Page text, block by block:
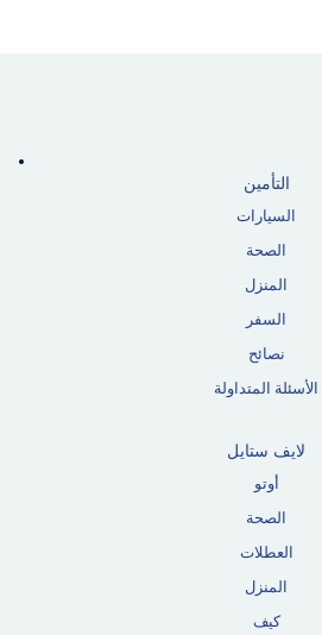
التأمين
السيارات
الصحة
المنزل
السفر
نصائح
الأسئلة المتداولة
لايف ستايل
أوتو
الصحة
العطلات
المنزل
كيف